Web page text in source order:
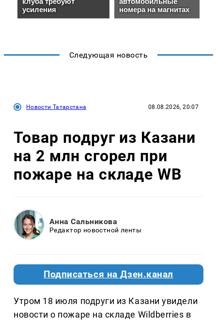
Следующая новость
Новости Татарстана 08.08.2026, 20:07
Товар подруг из Казани
на 2 млн сгорел при
пожаре на складе WB
Анна Сальникова
Редактор новостной ленты
Подписаться на Дзен.канал
Утром 18 июля подруги из Казани увидели
новости о пожаре на складе Wildberries в